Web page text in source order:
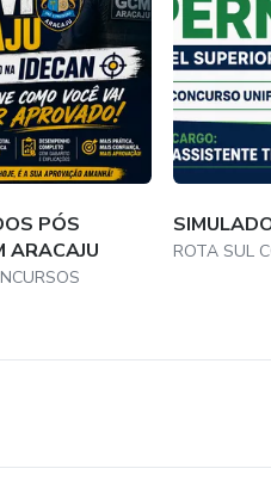
PÓS
ARACAJU
ROTA SUL